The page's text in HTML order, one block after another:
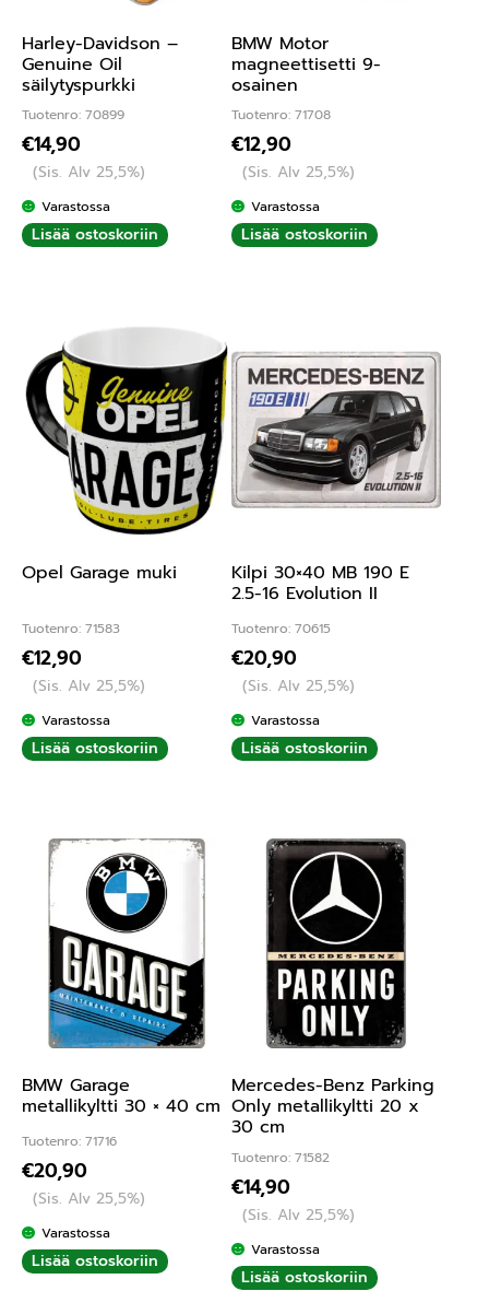
Harley-Davidson –
Genuine Oil
säilytyspurkki
Tuotenro: 70899
€14,90
(Sis. Alv 25,5%)
Varastossa
Lisää ostoskoriin
BMW Motor
magneettisetti 9-
osainen
Tuotenro: 71708
€12,90
(Sis. Alv 25,5%)
Varastossa
Lisää ostoskoriin
Opel Garage muki
Tuotenro: 71583
€12,90
(Sis. Alv 25,5%)
Varastossa
Lisää ostoskoriin
Kilpi 30×40 MB 190 E
2.5-16 Evolution II
Tuotenro: 70615
€20,90
(Sis. Alv 25,5%)
Varastossa
Lisää ostoskoriin
BMW Garage
metallikyltti 30 × 40 cm
Tuotenro: 71716
€20,90
(Sis. Alv 25,5%)
Varastossa
Lisää ostoskoriin
Mercedes-Benz Parking
Only metallikyltti 20 x
30 cm
Tuotenro: 71582
€14,90
(Sis. Alv 25,5%)
Varastossa
Lisää ostoskoriin